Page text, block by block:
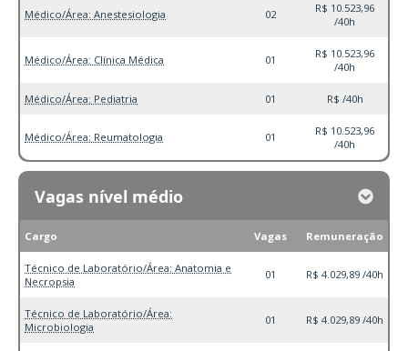
Médico/Área: Anestesiologia 02
R$ 10.523,96
/40h
Médico/Área: Clínica Médica 01
R$ 10.523,96
/40h
Médico/Área: Pediatria 01 R$ /40h
Médico/Área: Reumatologia 01
R$ 10.523,96
/40h
Vagas nível médio
Cargo Vagas Remuneração
Técnico de Laboratório/Área: Anatomia e
Necropsia
01 R$ 4.029,89 /40h
Técnico de Laboratório/Área:
Microbiologia
01 R$ 4.029,89 /40h